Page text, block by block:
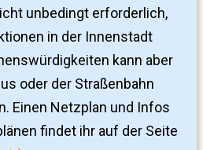
unbedingt erforderlich,
in der Innenstadt
kann aber
oder der Straßenbahn
Einen Netzplan und Infos
findet ihr auf der Seite